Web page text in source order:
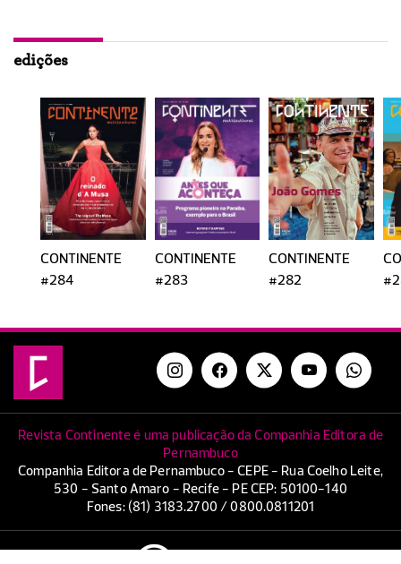
edições
CONTINENTE
#284
CONTINENTE
#283
CONTINENTE
#282
Revista Continente é uma publicação da Companhia Editora de
Pernambuco
Companhia Editora de Pernambuco - CEPE - Rua Coelho Leite,
530 - Santo Amaro - Recife - PE CEP: 50100-140
Fones: (81) 3183.2700 / 0800.0811201